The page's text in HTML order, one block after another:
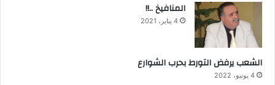
المنافيخ ..!!
4 يناير، 2021
الشعب يرفض التورط بحرب الشوارع
4 يونيو، 2022